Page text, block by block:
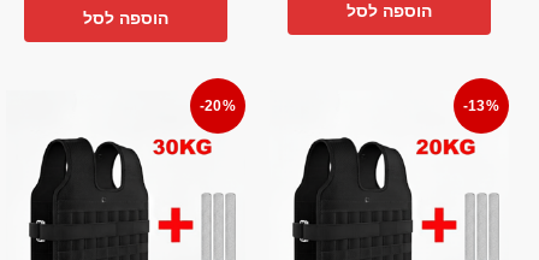
הוספה לסל הוספה לסל
-13%
-20%